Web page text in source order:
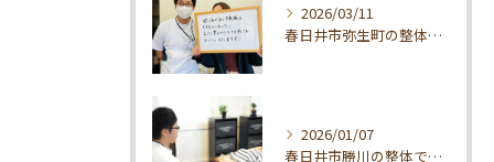
2026/03/11
春日井市弥生町の整体技術と効果
2026/01/07
春日井市勝川の整体で肩こり改善法